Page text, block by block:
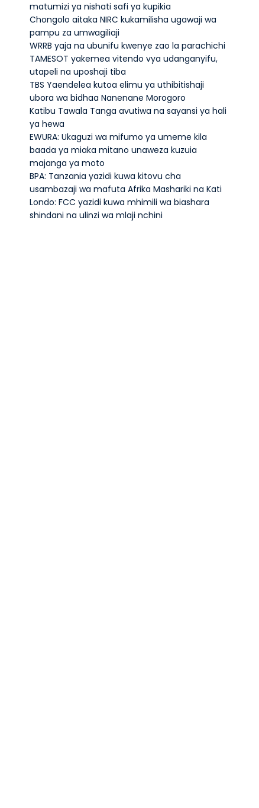
matumizi ya nishati safi ya kupikia
Chongolo aitaka NIRC kukamilisha ugawaji wa
pampu za umwagiliaji
WRRB yaja na ubunifu kwenye zao la parachichi
TAMESOT yakemea vitendo vya udanganyifu,
utapeli na uposhaji tiba
TBS Yaendelea kutoa elimu ya uthibitishaji
ubora wa bidhaa Nanenane Morogoro
Katibu Tawala Tanga avutiwa na sayansi ya hali
ya hewa
EWURA: Ukaguzi wa mifumo ya umeme kila
baada ya miaka mitano unaweza kuzuia
majanga ya moto
BPA: Tanzania yazidi kuwa kitovu cha
usambazaji wa mafuta Afrika Mashariki na Kati
Londo: FCC yazidi kuwa mhimili wa biashara
shindani na ulinzi wa mlaji nchini